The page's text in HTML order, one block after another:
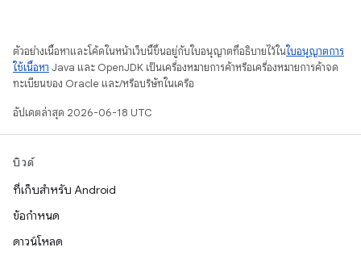
ตัวอย่างเนื้อหาและโค้ดในหน้าเว็บนี้ขึ้นอยู่กับใบอนุญาตที่อธิบายไว้ในใบอนุญาตการ
ใช้เนื้อหา Java และ OpenJDK เป็นเครื่องหมายการค้าหรือเครื่องหมายการค้าจด
ทะเบียนของ Oracle และ/หรือบริษัทในเครือ
อัปเดตล่าสุด 2026-06-18 UTC
บิวด์
ที่เก็บสำหรับ Android
ข้อกำหนด
ดาวน์โหลด